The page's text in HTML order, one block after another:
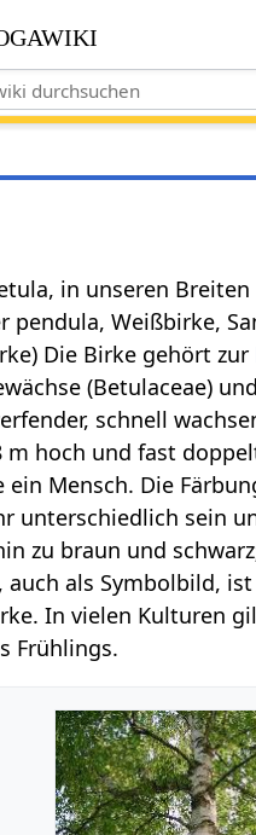
in unseren
pendula, Weißbirke,
Die Birke gehört zur
(Betulaceae)
schnell
m hoch und fast
ein Mensch. Die
unterschiedlich sein
zu braun und
auch als Symbolbild,
In vielen Kulturen
Frühlings.